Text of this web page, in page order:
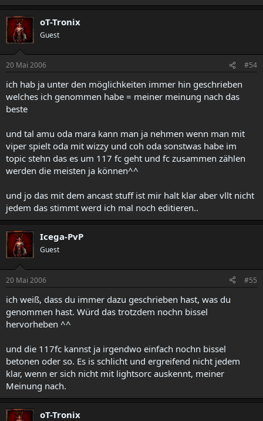
oT-Tronix
Guest
20 Mai 2006 #54
ich hab ja unter den möglichkeiten immer hin geschrieben
welches ich genommen habe = meiner meinung nach das
beste
und tal amu oda mara kann man ja nehmen wenn man mit
viper spielt oda mit wizzy und coh oda sonstwas habe im
topic stehn das es um 117 fc geht und fc zusammen zählen
werden die meisten ja können^^
und jo das mit dem ancast stuff ist mir halt klar aber vllt nicht
jedem das stimmt werd ich mal noch editieren..
Icega-PvP
Guest
20 Mai 2006 #55
ich weiß, dass du immer dazu geschrieben hast, was du
genommen hast. Würd das trotzdem nochn bissel
hervorheben ^^
und die 117fc kannst ja irgendwo einfach nochn bissel
betonen oder so. Es is schlicht und ergreifend nicht jedem
klar, wenn er sich nicht mit lightsorc auskennt, meiner
Meinung nach.
oT-Tronix